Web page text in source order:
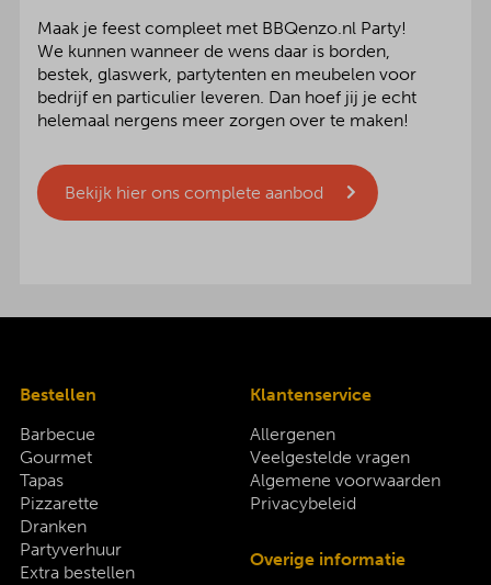
Maak je feest compleet met BBQenzo.nl Party!
We kunnen wanneer de wens daar is borden,
bestek, glaswerk, partytenten en meubelen voor
bedrijf en particulier leveren. Dan hoef jij je echt
helemaal nergens meer zorgen over te maken!
Bekijk hier ons complete aanbod
Bestellen
Barbecue
Gourmet
Tapas
Pizzarette
Dranken
Partyverhuur
Extra bestellen
Klantenservice
Allergenen
Veelgestelde vragen
Algemene voorwaarden
Privacybeleid
Overige informatie